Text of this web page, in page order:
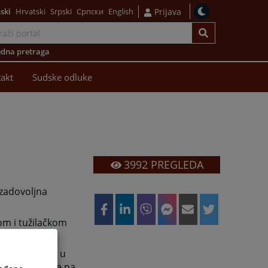
Hrvatski Srpski Српски English Prijava
pretraga
Sudske odluke
i tužilačkom
u
3992PREGLEDA